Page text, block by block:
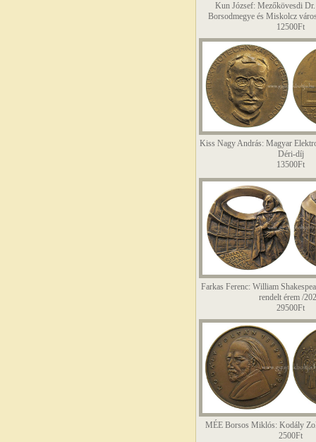
Kun József: Mezőkövesdi
Borsodmegye és Miskolcz
12500Ft
Kiss Nagy András: Magyar
Déri-díj
13500Ft
Farkas Ferenc: William
rendelt érem /
29500Ft
MÉE Borsos Miklós: Kodály
2500Ft